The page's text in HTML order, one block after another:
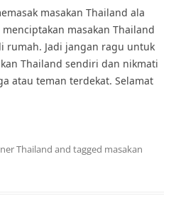
masakan Thailand ala
masakan Thailand
rumah. Jadi jangan ragu untuk
Thailand sendiri dan nikmati
atau teman terdekat. Selamat
Thailand and tagged masakan